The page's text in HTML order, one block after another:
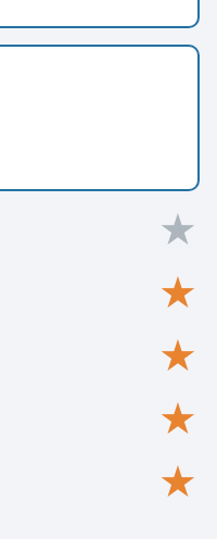
★
★
★
★
★